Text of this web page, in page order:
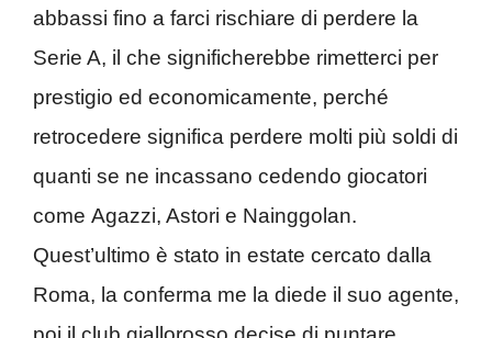
abbassi fino a farci rischiare di perdere la
Serie A, il che significherebbe rimetterci per
prestigio ed economicamente, perché
retrocedere significa perdere molti più soldi di
quanti se ne incassano cedendo giocatori
come Agazzi, Astori e Nainggolan.
Quest’ultimo è stato in estate cercato dalla
Roma, la conferma me la diede il suo agente,